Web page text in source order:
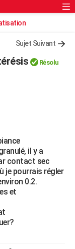
Rechercher
Sujet Suivant
Résolu
il y a
contact sec
je pourrais régler
0.2.
et